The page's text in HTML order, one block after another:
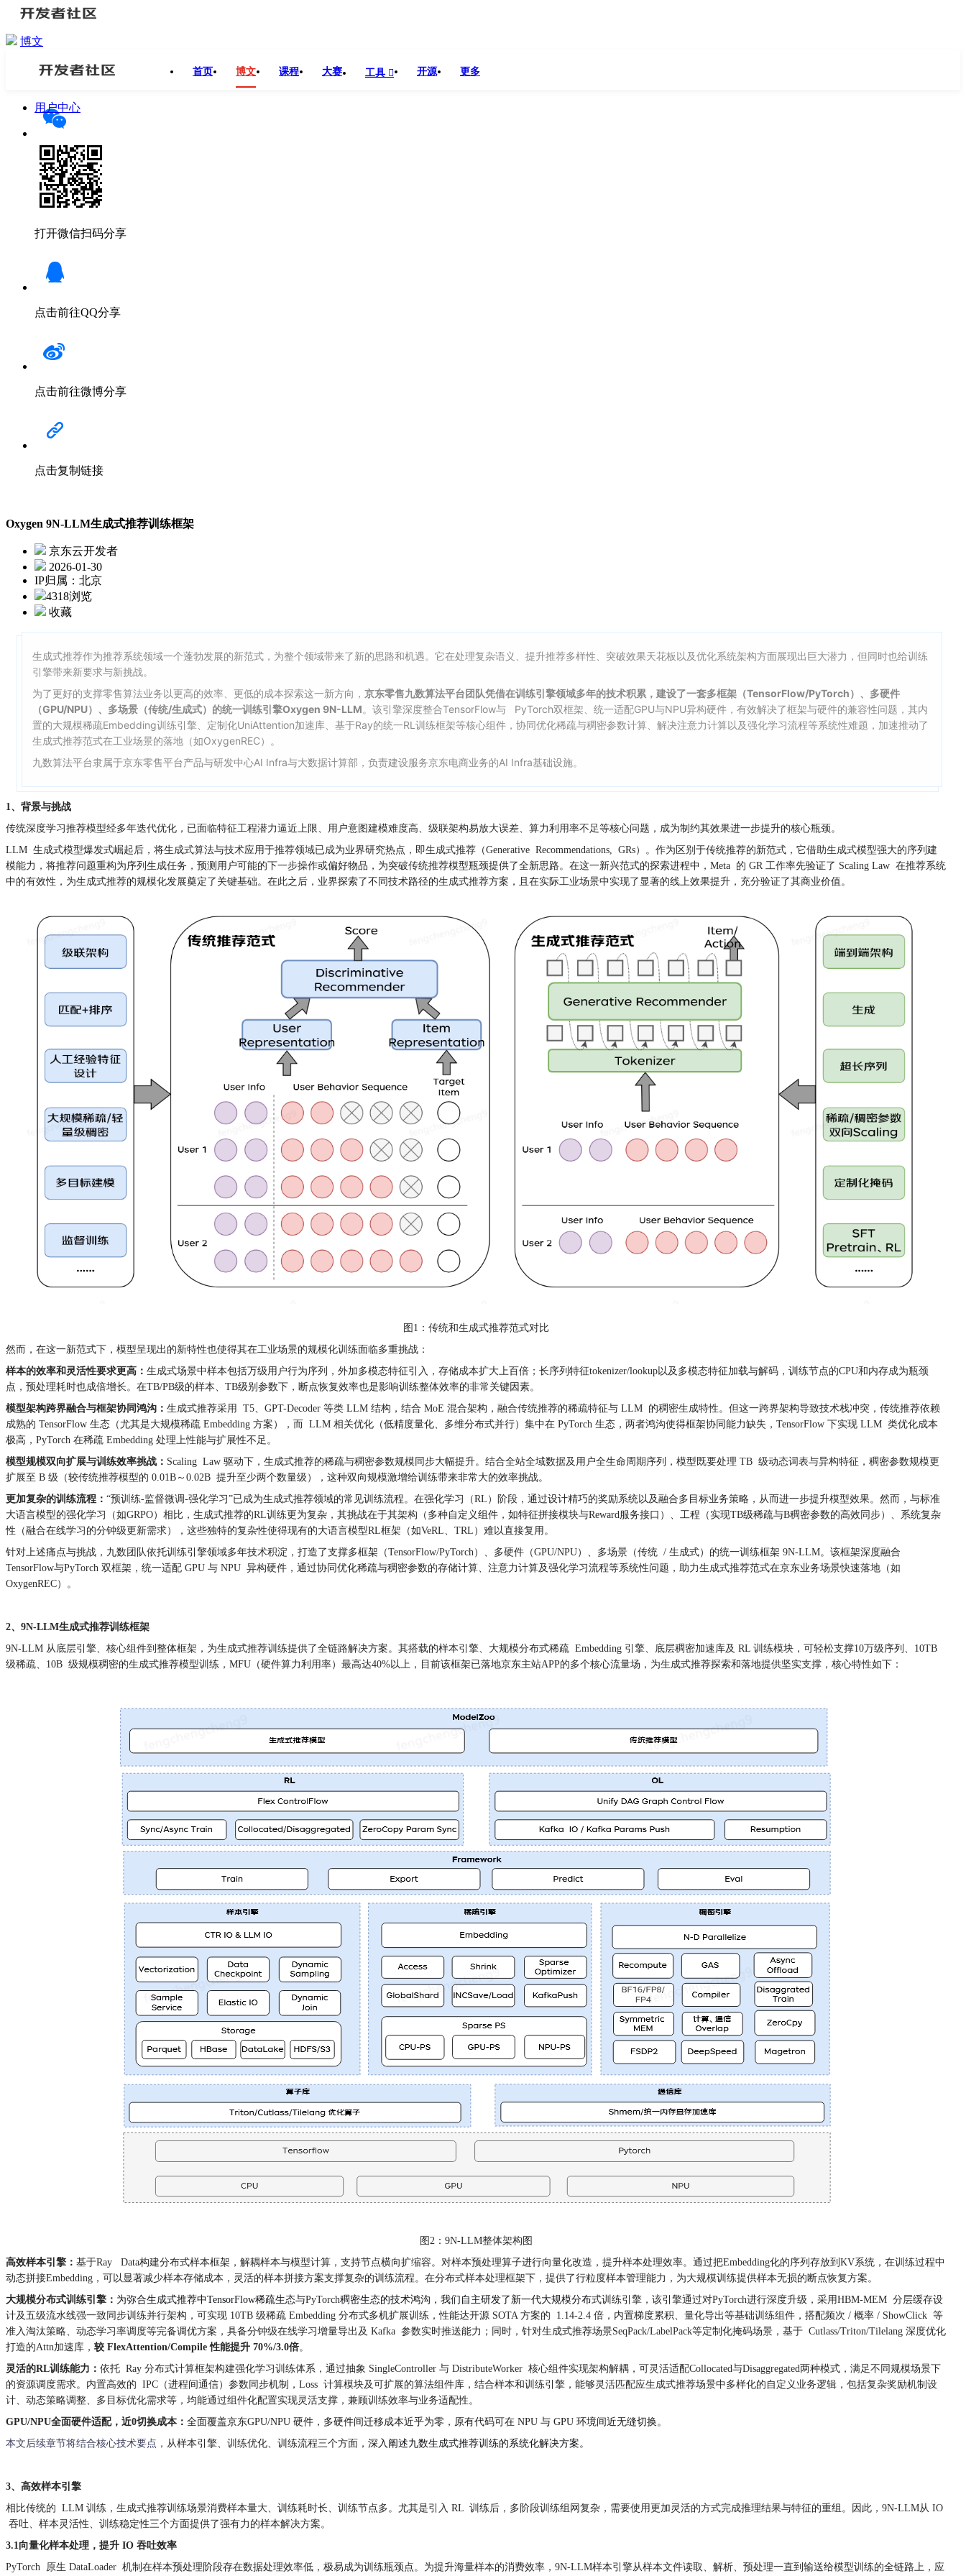
博文
首页 博文 课程 大赛 工具  开源 更多
用户中心
开发者社区>博文>Oxygen 9N-LLM生成式推荐训练框架
打开微信扫码分享
点击前往QQ分享
点击前往微博分享
点击复制链接
Oxygen 9N-LLM生成式推荐训练框架
京东云开发者
2026-01-30
IP归属：北京
4318浏览
收藏
生成式推荐作为推荐系统领域一个蓬勃发展的新范式，为整个领域带来了新的思路和机遇。它在处理复杂语义、提升推荐多样性、突破效果天花板以及优化系统架构方面展现出巨大潜力，但同时也给训练
引擎带来新要求与新挑战。
为了更好的支撑零售算法业务以更高的效率、更低的成本探索这一新方向， 京东零售九数算法平台团队凭借在训练引擎领域多年的技术积累，建设了一套多框架（TensorFlow/PyTorch）、多硬件
（GPU/NPU）、多场景（传统/生成式）的统一训练引擎Oxygen 9N-LLM。该引擎深度整合TensorFlow与 PyTorch双框架、统一适配GPU与NPU异构硬件，有效解决了框架与硬件的兼容性问题，其内
置的大规模稀疏Embedding训练引擎、定制化UniAttention加速库、基于Ray的统一RL训练框架等核心组件，协同优化稀疏与稠密参数计算、解决注意力计算以及强化学习流程等系统性难题，加速推动了
生成式推荐范式在工业场景的落地（如OxygenREC）。
九数算法平台隶属于京东零售平台产品与研发中心AI Infra与大数据计算部 ，负责建设服务京东电商业务的AI Infra基础设施。
1、背景与挑战
传统深度学习推荐模型经多年迭代优化，已面临特征工程潜力逼近上限、用户意图建模难度高、级联架构易放大误差、算力利用率不足等核心问题，成为制约其效果进一步提升的核心瓶颈。
LLM 生成式模型爆发式崛起后，将生成式算法与技术应用于推荐领域已成为业界研究热点，即生成式推荐（Generative Recommendations, GRs）。作为区别于传统推荐的新范式，它借助生成式模型强大的序列建
模能力，将推荐问题重构为序列生成任务，预测用户可能的下一步操作或偏好物品，为突破传统推荐模型瓶颈提供了全新思路。在这一新兴范式的探索进程中，Meta 的 GR 工作率先验证了 Scaling Law 在推荐系统
中的有效性，为生成式推荐的规模化发展奠定了关键基础。在此之后，业界探索了不同技术路径的生成式推荐方案，且在实际工业场景中实现了显著的线上效果提升，充分验证了其商业价值。
图1：传统和生成式推荐范式对比
然而，在这一新范式下，模型呈现出的新特性也使得其在工业场景的规模化训练面临多重挑战：
样本的效率和灵活性要求更高： 生成式场景中样本包括万级用户行为序列，外加多模态特征引入，存储成本扩大上百倍；长序列特征tokenizer/lookup以及多模态特征加载与解码，训练节点的CPU和内存成为瓶颈
点，预处理耗时也成倍增长。在TB/PB级的样本、TB级别参数下，断点恢复效率也是影响训练整体效率的非常关键因素。
模型架构跨界融合与框架协同鸿沟： 生成式推荐采用 T5、GPT-Decoder 等类 LLM 结构，结合 MoE 混合架构，融合传统推荐的稀疏特征与 LLM 的稠密生成特性。但这一跨界架构导致技术栈冲突，传统推荐依赖
成熟的 TensorFlow 生态（尤其是大规模稀疏 Embedding 方案），而 LLM 相关优化（低精度量化、多维分布式并行）集中在 PyTorch 生态，两者鸿沟使得框架协同能力缺失，TensorFlow 下实现 LLM 类优化成本
极高，PyTorch 在稀疏 Embedding 处理上性能与扩展性不足。
模型规模双向扩展与训练效率挑战： Scaling Law 驱动下，生成式推荐的稀疏与稠密参数规模同步大幅提升。结合全站全域数据及用户全生命周期序列，模型既要处理 TB 级动态词表与异构特征，稠密参数规模更
扩展至 B 级（较传统推荐模型的 0.01B～0.02B 提升至少两个数量级），这种双向规模激增给训练带来非常大的效率挑战。
更加复杂的训练流程： “预训练-监督微调-强化学习”已成为生成式推荐领域的常见训练流程。在强化学习（RL）阶段，通过设计精巧的奖励系统以及融合多目标业务策略，从而进一步提升模型效果。然而，与标准
大语言模型的强化学习（如GRPO）相比，生成式推荐的RL训练更为复杂，其挑战在于其架构（多种自定义组件，如特征拼接模块与Reward服务接口）、工程（实现TB级稀疏与B稠密参数的高效同步）、系统复杂
性（融合在线学习的分钟级更新需求），这些独特的复杂性使得现有的大语言模型RL框架（如VeRL、TRL）难以直接复用。
针对上述痛点与挑战，九数团队依托训练引擎领域多年技术积淀，打造了支撑多框架（TensorFlow/PyTorch）、多硬件（GPU/NPU）、多场景（传统 / 生成式）的统一训练框架 9N-LLM。该框架深度融合
TensorFlow与PyTorch 双框架，统一适配 GPU 与 NPU 异构硬件，通过协同优化稀疏与稠密参数的存储计算、注意力计算及强化学习流程等系统性问题，助力生成式推荐范式在京东业务场景快速落地（如
OxygenREC）。
2、9N-LLM生成式推荐训练框架
9N-LLM 从底层引擎、核心组件到整体框架，为生成式推荐训练提供了全链路解决方案。其搭载的样本引擎、大规模分布式稀疏 Embedding 引擎、底层稠密加速库及 RL 训练模块，可轻松支撑10万级序列、10TB
级稀疏、10B 级规模稠密的生成式推荐模型训练，MFU（硬件算力利用率）最高达40%以上，目前该框架已落地京东主站APP的多个核心流量场，为生成式推荐探索和落地提供坚实支撑，核心特性如下：
图2：9N-LLM整体架构图
高效样本引擎： 基于Ray Data构建分布式样本框架，解耦样本与模型计算，支持节点横向扩缩容。对样本预处理算子进行向量化改造，提升样本处理效率。通过把Embedding化的序列存放到KV系统，在训练过程中
动态拼接Embedding，可以显著减少样本存储成本，灵活的样本拼接方案支撑复杂的训练流程。在分布式样本处理框架下，提供了行粒度样本管理能力，为大规模训练提供样本无损的断点恢复方案。
大规模分布式训练引擎： 为弥合生成式推荐中TensorFlow稀疏生态与PyTorch稠密生态的技术鸿沟，我们自主研发了新一代大规模分布式训练引擎，该引擎通过对PyTorch进行深度升级，采用HBM-MEM 分层缓存设
计及五级流水线强一致同步训练并行架构，可实现 10TB 级稀疏 Embedding 分布式多机扩展训练，性能达开源 SOTA 方案的 1.14-2.4 倍，内置梯度累积、量化导出等基础训练组件，搭配频次 / 概率 / ShowClick 等
准入淘汰策略、动态学习率调度等完备调优方案，具备分钟级在线学习增量导出及 Kafka 参数实时推送能力；同时，针对生成式推荐场景SeqPack/LabelPack等定制化掩码场景，基于 Cutlass/Triton/Tilelang 深度优化
打造的Attn加速库， 较 FlexAttention/Compile 性能提升 70%/3.0倍。
灵活的RL训练能力： 依托 Ray 分布式计算框架构建强化学习训练体系，通过抽象 SingleController 与 DistributeWorker 核心组件实现架构解耦，可灵活适配Collocated与Disaggregated两种模式，满足不同规模场景下
的资源调度需求。内置高效的 IPC（进程间通信）参数同步机制，Loss 计算模块及可扩展的算法组件库，结合样本和训练引擎，能够灵活匹配应生成式推荐场景中多样化的自定义业务逻辑，包括复杂奖励机制设
计、动态策略调整、多目标优化需求等，均能通过组件化配置实现灵活支撑，兼顾训练效率与业务适配性。
GPU/NPU全面硬件适配，近0切换成本： 全面覆盖京东GPU/NPU 硬件，多硬件间迁移成本近乎为零，原有代码可在 NPU 与 GPU 环境间近无缝切换。
本文后续章节将结合核心技术要点， 从样本引擎、训练优化、训练流程三个方面， 深入阐述九数生成式推荐训练的系统化解决方案。
3、高效样本引擎
相比传统的 LLM 训练，生成式推荐训练场景消费样本量大、训练耗时长、训练节点多。尤其是引入 RL 训练后，多阶段训练组网复杂，需要使用更加灵活的方式完成推理结果与特征的重组。因此，9N-LLM从 IO
吞吐、样本灵活性、训练稳定性三个方面提供了强有力的样本解决方案。
3.1向量化样本处理，提升 IO 吞吐效率
PyTorch 原生 DataLoader 机制在样本预处理阶段存在数据处理效率低，极易成为训练瓶颈点。为提升海量样本的消费效率，9N-LLM样本引擎从样本文件读取、解析、预处理一直到输送给模型训练的全链路上，应